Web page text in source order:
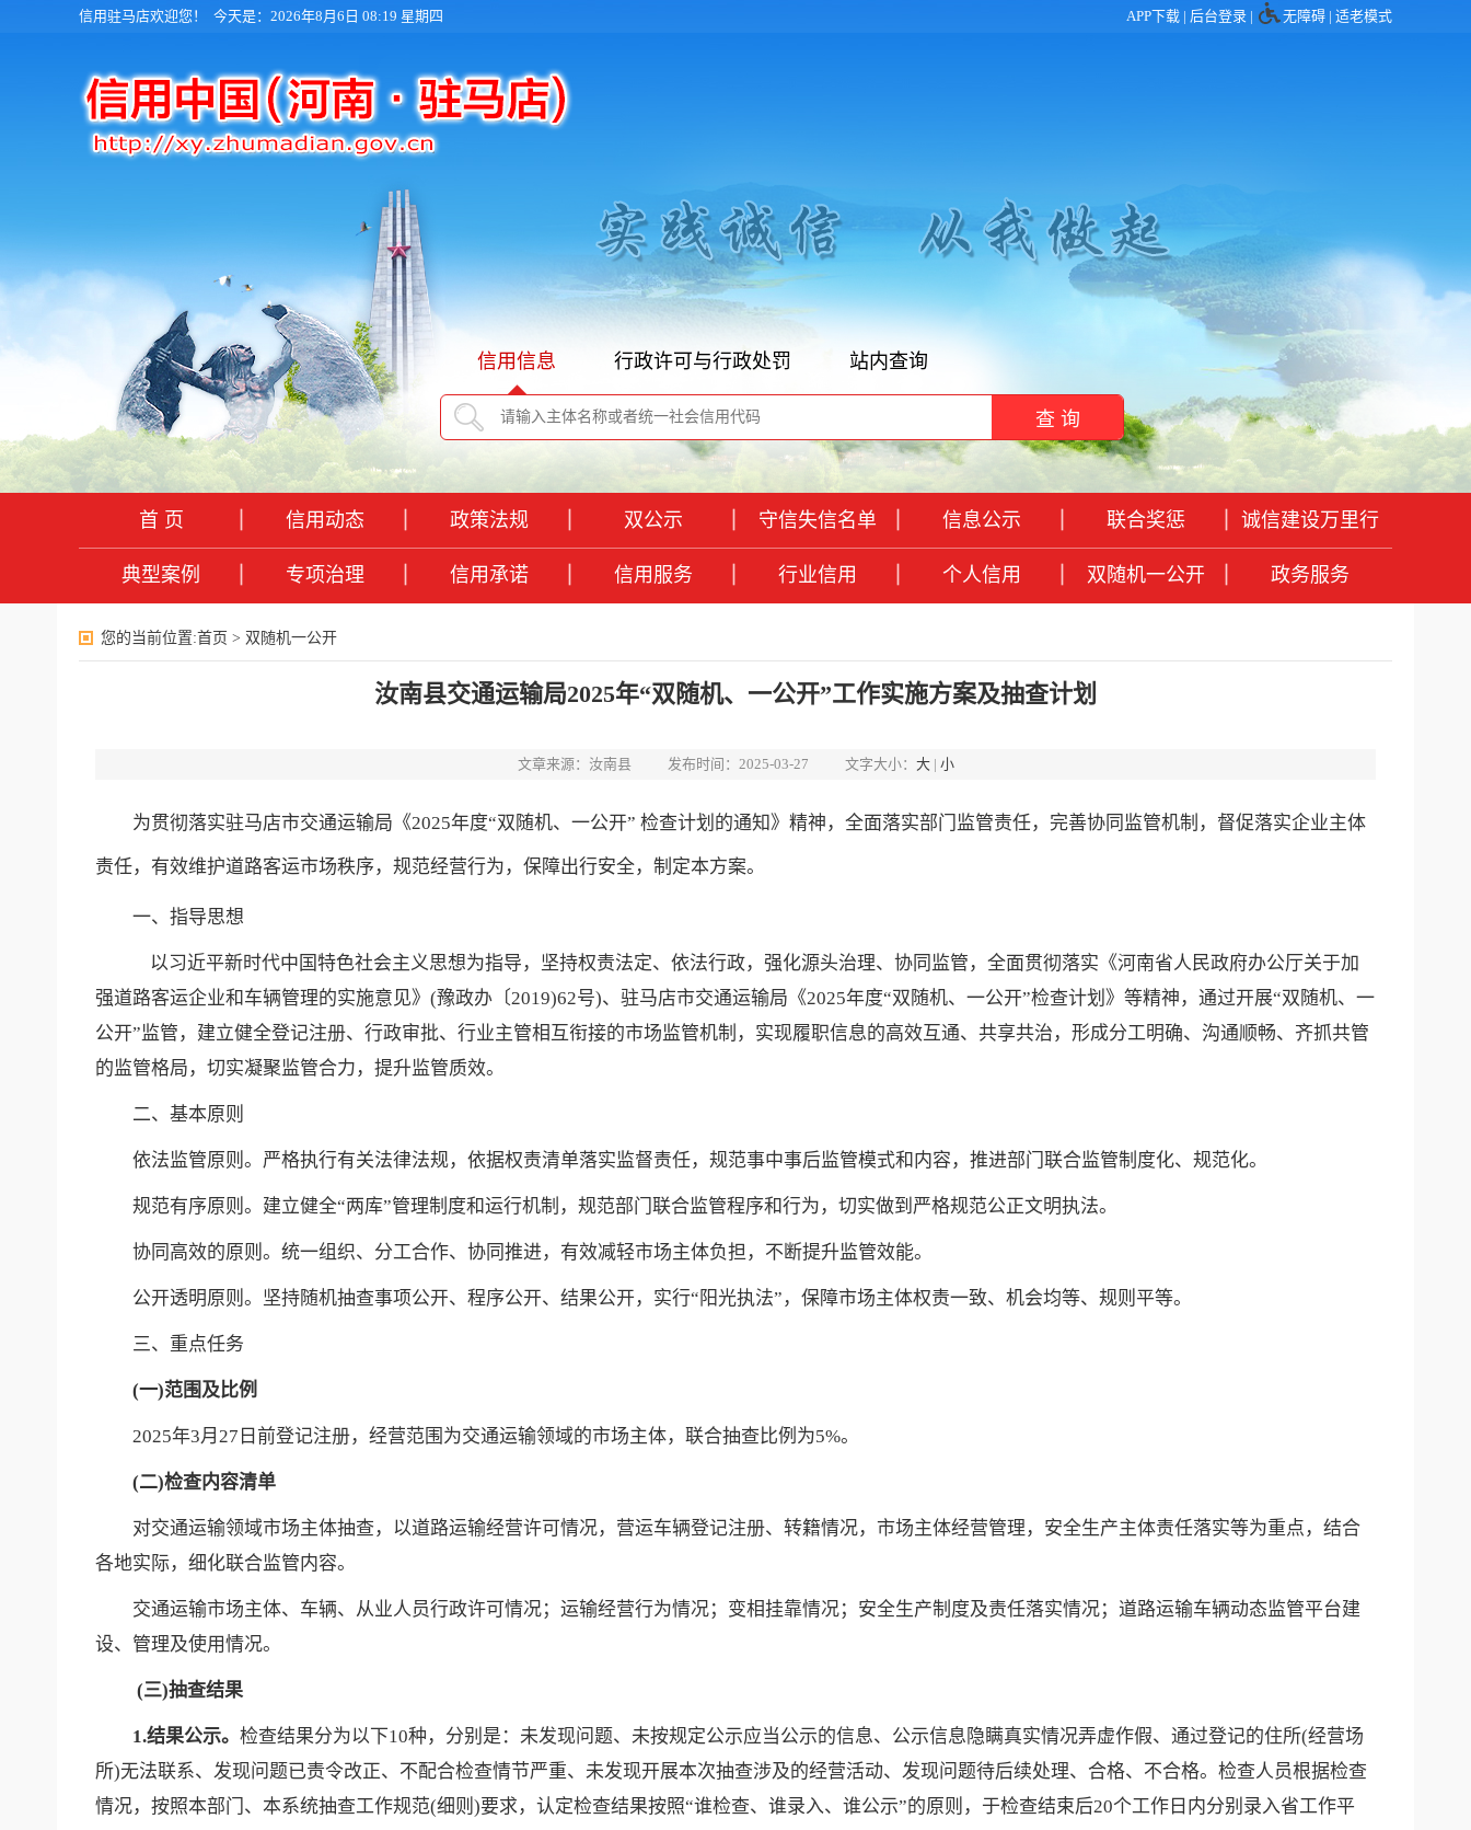
信用驻马店欢迎您！ 今天是：2026年8月6日 08:19 星期四 APP下载 | 后台登录 | 无障碍 | 适老模式
信用信息 行政许可与行政处罚 站内查询
首 页 信用动态 政策法规 双公示 守信失信名单 信息公示 联合奖惩 诚信建设万里行
典型案例 专项治理 信用承诺 信用服务 行业信用 个人信用 双随机一公开 政务服务
您的当前位置:首页 > 双随机一公开
汝南县交通运输局2025年“双随机、一公开”工作实施方案及抽查计划
文章来源：汝南县 发布时间：2025-03-27 文字大小： 大| 小
为贯彻落实驻马店市交通运输局《2025年度“双随机、一公开” 检查计划的通知》精神，全面落实部门监管责任，完善协同监管机制，督促落实企业主体
责任，有效维护道路客运市场秩序，规范经营行为，保障出行安全，制定本方案。
一、指导思想
以习近平新时代中国特色社会主义思想为指导，坚持权责法定、依法行政，强化源头治理、协同监管，全面贯彻落实《河南省人民政府办公厅关于加
强道路客运企业和车辆管理的实施意见》(豫政办〔2019)62号)、驻马店市交通运输局《2025年度“双随机、一公开”检查计划》等精神，通过开展“双随机、一
公开”监管，建立健全登记注册、行政审批、行业主管相互衔接的市场监管机制，实现履职信息的高效互通、共享共治，形成分工明确、沟通顺畅、齐抓共管
的监管格局，切实凝聚监管合力，提升监管质效。
二、基本原则
依法监管原则。严格执行有关法律法规，依据权责清单落实监督责任，规范事中事后监管模式和内容，推进部门联合监管制度化、规范化。
规范有序原则。建立健全“两库”管理制度和运行机制，规范部门联合监管程序和行为，切实做到严格规范公正文明执法。
协同高效的原则。统一组织、分工合作、协同推进，有效减轻市场主体负担，不断提升监管效能。
公开透明原则。坚持随机抽查事项公开、程序公开、结果公开，实行“阳光执法”，保障市场主体权责一致、机会均等、规则平等。
三、重点任务
(一)范围及比例
2025年3月27日前登记注册，经营范围为交通运输领域的市场主体，联合抽查比例为5%。
(二)检查内容清单
对交通运输领域市场主体抽查，以道路运输经营许可情况，营运车辆登记注册、转籍情况，市场主体经营管理，安全生产主体责任落实等为重点，结合
各地实际，细化联合监管内容。
交通运输市场主体、车辆、从业人员行政许可情况；运输经营行为情况；变相挂靠情况；安全生产制度及责任落实情况；道路运输车辆动态监管平台建
设、管理及使用情况。
(三)抽查结果
1.结果公示。 检查结果分为以下10种，分别是：未发现问题、未按规定公示应当公示的信息、公示信息隐瞒真实情况弄虚作假、通过登记的住所(经营场
所)无法联系、发现问题已责令改正、不配合检查情节严重、未发现开展本次抽查涉及的经营活动、发现问题待后续处理、合格、不合格。检查人员根据检查
情况，按照本部门、本系统抽查工作规范(细则)要求，认定检查结果按照“谁检查、谁录入、谁公示”的原则，于检查结束后20个工作日内分别录入省工作平